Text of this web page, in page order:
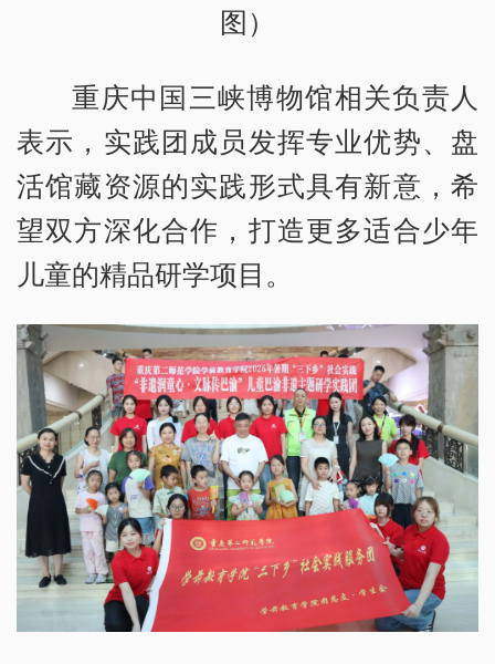
图）
重庆中国三峡博物馆相关负责人
表示，实践团成员发挥专业优势、盘
活馆藏资源的实践形式具有新意，希
望双方深化合作，打造更多适合少年
儿童的精品研学项目。